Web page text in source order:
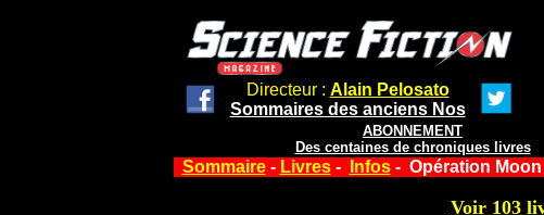
Directeur : Alain Pelosato
Sommaires des anciens Nos
ABONNEMENT
Des centaines de chroniques livres
Sommaire- Livres- Infos- Opération
Voir 103